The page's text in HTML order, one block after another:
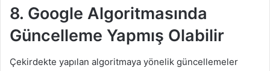
8. Google Algoritmasında
Güncelleme Yapmış Olabilir
Çekirdekte yapılan algoritmaya yönelik güncellemeler